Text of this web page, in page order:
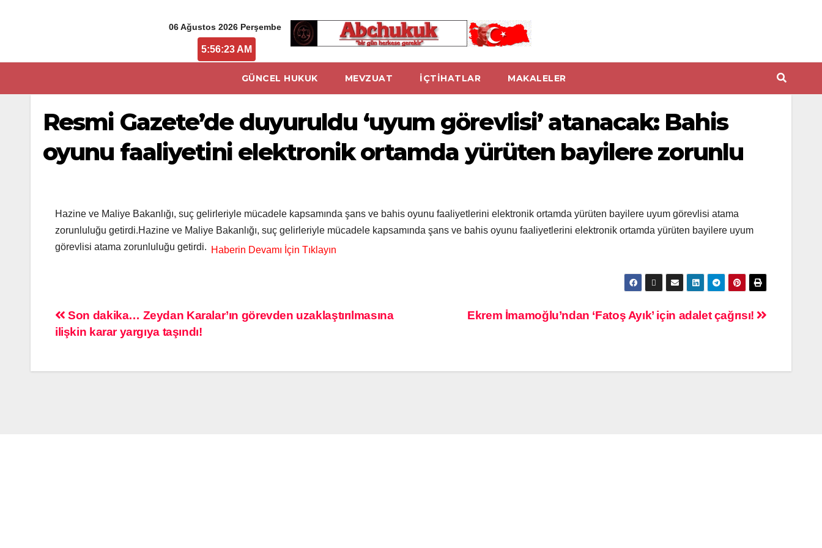
06 Ağustos 2026 Perşembe
5:56:23 AM
GÜNCEL HUKUK MEVZUAT İÇTİHATLAR MAKALELER
Resmi Gazete’de duyuruldu ‘uyum görevlisi’ atanacak: Bahis
oyunu faaliyetini elektronik ortamda yürüten bayilere zorunlu
Hazine ve Maliye Bakanlığı, suç gelirleriyle mücadele kapsamında şans ve bahis oyunu faaliyetlerini elektronik ortamda yürüten bayilere uyum görevlisi atama
zorunluluğu getirdi.Hazine ve Maliye Bakanlığı, suç gelirleriyle mücadele kapsamında şans ve bahis oyunu faaliyetlerini elektronik ortamda yürüten bayilere uyum
görevlisi atama zorunluluğu getirdi.
Ekrem İmamoğlu’ndan ‘Fatoş Ayık’ için adalet çağrısı!
Son dakika… Zeydan Karalar’ın görevden uzaklaştırılmasına
ilişkin karar yargıya taşındı!